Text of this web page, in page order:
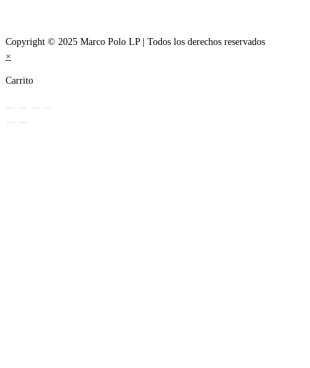
Copyright © 2025 Marco Polo LP | Todos los derechos reservados
×
Carrito